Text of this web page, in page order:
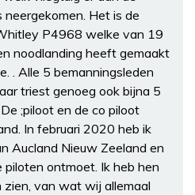
Het is de
P4968 welke van 19
noodlanding heeft gemaakt
. Alle 5 bemanningsleden
triest genoeg ook bijna 5
;piloot en de co piloot
In februari 2020 heb ik
Aucland Nieuw Zeeland en
ontmoet. Ik heb hen
van wat wij allemaal